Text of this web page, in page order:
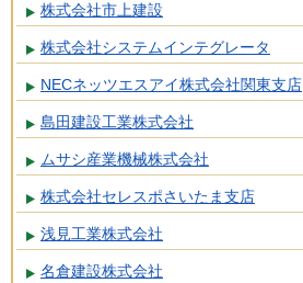
株式会社市上建設
株式会社システムインテグレータ
NECネッツエスアイ株式会社関東支店
島田建設工業株式会社
ムサシ産業機械株式会社
株式会社セレスポさいたま支店
浅見工業株式会社
名倉建設株式会社